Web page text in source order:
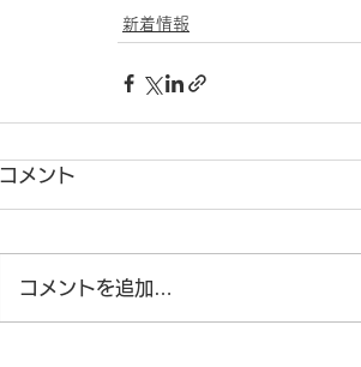
新着情報
コメント
コメントを追加…